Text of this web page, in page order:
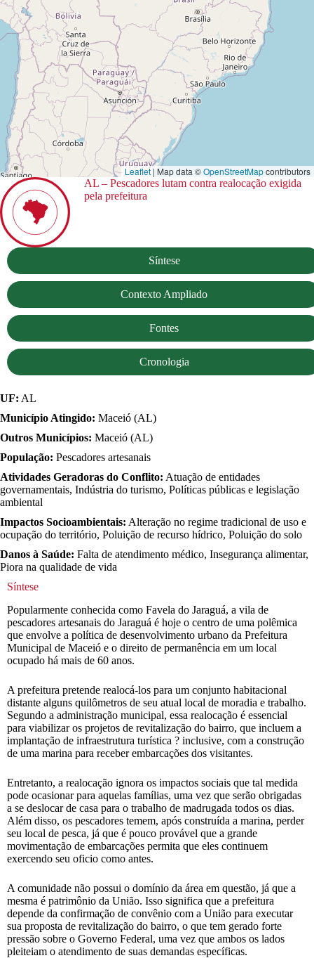
Leaflet | Map data ©OpenStreetMapcontributors
AL – Pescadores lutam contra realocação exigida
pela prefeitura
Síntese
Contexto Ampliado
Fontes
Cronologia
UF: AL
Município Atingido: Maceió (AL)
Outros Municípios: Maceió (AL)
População: Pescadores artesanais
Atividades Geradoras do Conflito: Atuação de entidades
governamentais, Indústria do turismo, Políticas públicas e legislação
ambiental
Impactos Socioambientais: Alteração no regime tradicional de uso e
ocupação do território, Poluição de recurso hídrico, Poluição do solo
Danos à Saúde: Falta de atendimento médico, Insegurança alimentar,
Piora na qualidade de vida
Síntese
Popularmente conhecida como Favela do Jaraguá, a vila de
pescadores artesanais do Jaraguá é hoje o centro de uma polêmica
que envolve a política de desenvolvimento urbano da Prefeitura
Municipal de Maceió e o direito de permanência em um local
ocupado há mais de 60 anos.
A prefeitura pretende realocá-los para um conjunto habitacional
distante alguns quilômetros de seu atual local de moradia e trabalho.
Segundo a administração municipal, essa realocação é essencial
para viabilizar os projetos de revitalização do bairro, que incluem a
implantação de infraestrutura turística ? inclusive, com a construção
de uma marina para receber embarcações dos visitantes.
Entretanto, a realocação ignora os impactos sociais que tal medida
pode ocasionar para aquelas famílias, uma vez que serão obrigadas
a se deslocar de casa para o trabalho de madrugada todos os dias.
Além disso, os pescadores temem, após construída a marina, perder
seu local de pesca, já que é pouco provável que a grande
movimentação de embarcações permita que eles continuem
exercendo seu oficio como antes.
A comunidade não possui o domínio da área em questão, já que a
mesma é patrimônio da União. Isso significa que a prefeitura
depende da confirmação de convênio com a União para executar
sua proposta de revitalização do bairro, o que tem gerado forte
pressão sobre o Governo Federal, uma vez que ambos os lados
pleiteiam o atendimento de suas demandas específicas.